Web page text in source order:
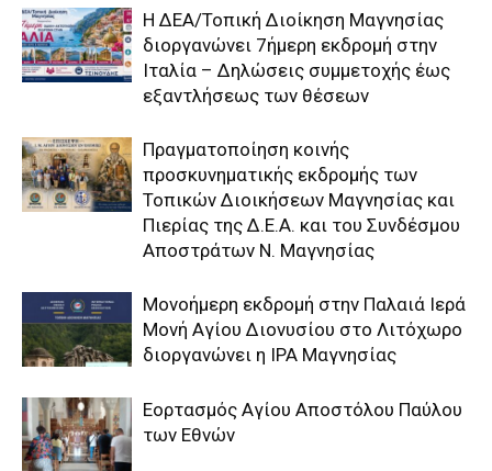
Η ΔΕΑ/Τοπική Διοίκηση Μαγνησίας
διοργανώνει 7ήμερη εκδρομή στην
Ιταλία – Δηλώσεις συμμετοχής έως
εξαντλήσεως των θέσεων
Πραγματοποίηση κοινής
προσκυνηματικής εκδρομής των
Τοπικών Διοικήσεων Μαγνησίας και
Πιερίας της Δ.Ε.Α. και του Συνδέσμου
Αποστράτων Ν. Μαγνησίας
Μονοήμερη εκδρομή στην Παλαιά Ιερά
Μονή Αγίου Διονυσίου στο Λιτόχωρο
διοργανώνει η IPA Μαγνησίας
Εορτασμός Αγίου Αποστόλου Παύλου
των Εθνών